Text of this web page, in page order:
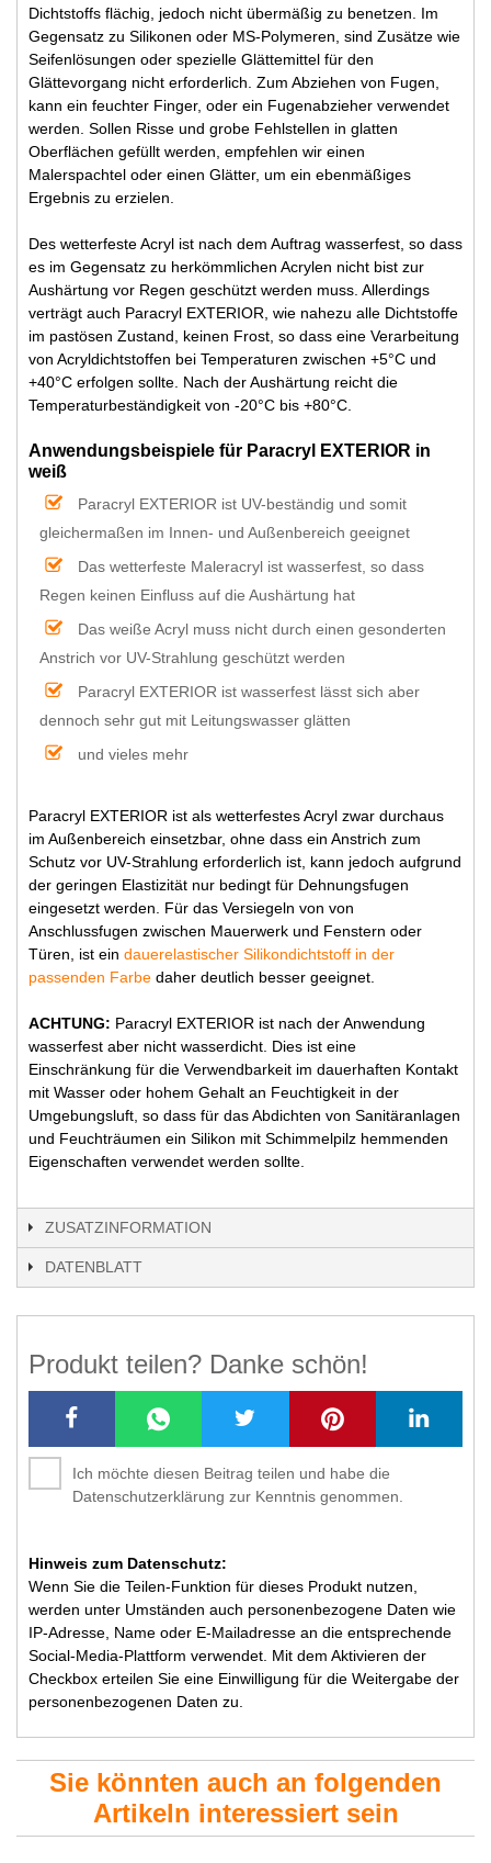
Dichtstoffs flächig, jedoch nicht übermäßig zu benetzen. Im
Gegensatz zu Silikonen oder MS-Polymeren, sind Zusätze wie
Seifenlösungen oder spezielle Glättemittel für den
Glättevorgang nicht erforderlich. Zum Abziehen von Fugen,
kann ein feuchter Finger, oder ein Fugenabzieher verwendet
werden. Sollen Risse und grobe Fehlstellen in glatten
Oberflächen gefüllt werden, empfehlen wir einen
Malerspachtel oder einen Glätter, um ein ebenmäßiges
Ergebnis zu erzielen.
Des wetterfeste Acryl ist nach dem Auftrag wasserfest, so dass
es im Gegensatz zu herkömmlichen Acrylen nicht bist zur
Aushärtung vor Regen geschützt werden muss. Allerdings
verträgt auch Paracryl EXTERIOR, wie nahezu alle Dichtstoffe
im pastösen Zustand, keinen Frost, so dass eine Verarbeitung
von Acryldichtstoffen bei Temperaturen zwischen +5°C und
+40°C erfolgen sollte. Nach der Aushärtung reicht die
Temperaturbeständigkeit von -20°C bis +80°C.
Anwendungsbeispiele für Paracryl EXTERIOR in
weiß
Paracryl EXTERIOR ist UV-beständig und somit
gleichermaßen im Innen- und Außenbereich geeignet
Das wetterfeste Maleracryl ist wasserfest, so dass
Regen keinen Einfluss auf die Aushärtung hat
Das weiße Acryl muss nicht durch einen gesonderten
Anstrich vor UV-Strahlung geschützt werden
Paracryl EXTERIOR ist wasserfest lässt sich aber
dennoch sehr gut mit Leitungswasser glätten
und vieles mehr
Paracryl EXTERIOR ist als wetterfestes Acryl zwar durchaus
im Außenbereich einsetzbar, ohne dass ein Anstrich zum
Schutz vor UV-Strahlung erforderlich ist, kann jedoch aufgrund
der geringen Elastizität nur bedingt für Dehnungsfugen
eingesetzt werden. Für das Versiegeln von von
Anschlussfugen zwischen Mauerwerk und Fenstern oder
Türen, ist ein dauerelastischer Silikondichtstoff in der
passenden Farbe daher deutlich besser geeignet.
ACHTUNG: Paracryl EXTERIOR ist nach der Anwendung
wasserfest aber nicht wasserdicht. Dies ist eine
Einschränkung für die Verwendbarkeit im dauerhaften Kontakt
mit Wasser oder hohem Gehalt an Feuchtigkeit in der
Umgebungsluft, so dass für das Abdichten von Sanitäranlagen
und Feuchträumen ein Silikon mit Schimmelpilz hemmenden
Eigenschaften verwendet werden sollte.
ZUSATZINFORMATION
DATENBLATT
Produkt teilen? Danke schön!
Ich möchte diesen Beitrag teilen und habe die
Datenschutzerklärung zur Kenntnis genommen.
Hinweis zum Datenschutz:
Wenn Sie die Teilen-Funktion für dieses Produkt nutzen,
werden unter Umständen auch personenbezogene Daten wie
IP-Adresse, Name oder E-Mailadresse an die entsprechende
Social-Media-Plattform verwendet. Mit dem Aktivieren der
Checkbox erteilen Sie eine Einwilligung für die Weitergabe der
personenbezogenen Daten zu.
Sie könnten auch an folgenden
Artikeln interessiert sein